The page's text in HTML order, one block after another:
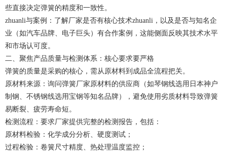
些直接决定弹簧的精度和一致性。
zhuanli与案例：了解厂家是否有核心技术zhuanli，以及是否与知名企
业（如汽车品牌、电子巨头）有合作案例，这能侧面反映其技术水平
和市场认可度。
二、聚焦产品质量与检测体系：核心要求要严格
弹簧的质量是采购的核心，需从原材料到成品全流程把关。
原材料来源：询问弹簧厂家原材料的供应商（如琴钢线选用日本神户
制钢、不锈钢线选用宝钢等知名品牌），避免使用劣质材料导致弹簧
易断裂、疲劳寿命短。
检测流程：要求厂家提供完整的检测报告，包括：
原材料检验：化学成分分析、硬度测试；
过程检验：卷簧尺寸精度、热处理温度监控；